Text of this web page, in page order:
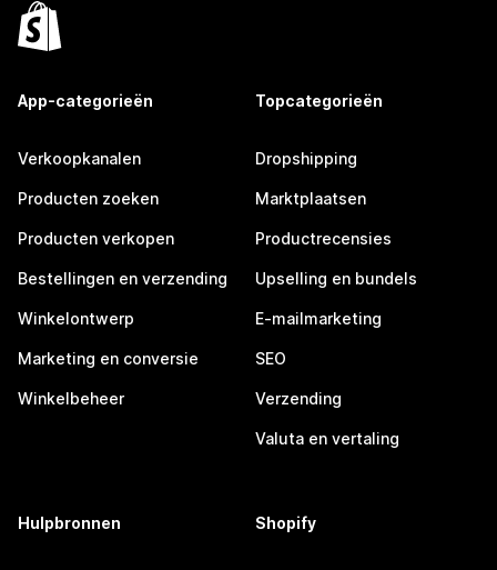
App-categorieën
Verkoopkanalen
Producten zoeken
Producten verkopen
Bestellingen en verzending
Winkelontwerp
Marketing en conversie
Winkelbeheer
Topcategorieën
Dropshipping
Marktplaatsen
Productrecensies
Upselling en bundels
E-mailmarketing
SEO
Verzending
Valuta en vertaling
Hulpbronnen Shopify